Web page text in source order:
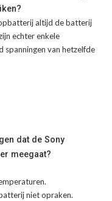
altijd de batterij
echter enkele
spanningen van hetzelfde
dat de Sony
meegaat?
niet opraken.